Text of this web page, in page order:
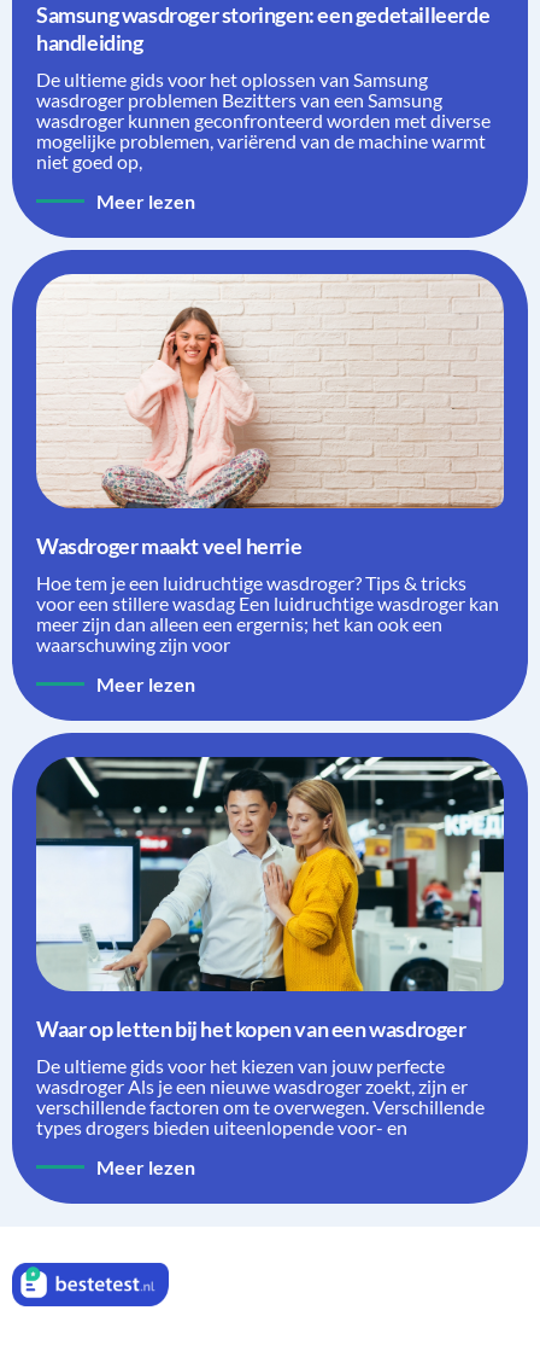
Samsung wasdroger storingen: een gedetailleerde
handleiding
De ultieme gids voor het oplossen van Samsung
wasdroger problemen Bezitters van een Samsung
wasdroger kunnen geconfronteerd worden met diverse
mogelijke problemen, variërend van de machine warmt
niet goed op,
Meer lezen
Wasdroger maakt veel herrie
Hoe tem je een luidruchtige wasdroger? Tips & tricks
voor een stillere wasdag Een luidruchtige wasdroger kan
meer zijn dan alleen een ergernis; het kan ook een
waarschuwing zijn voor
Meer lezen
Waar op letten bij het kopen van een wasdroger
De ultieme gids voor het kiezen van jouw perfecte
wasdroger Als je een nieuwe wasdroger zoekt, zijn er
verschillende factoren om te overwegen. Verschillende
types drogers bieden uiteenlopende voor- en
Meer lezen